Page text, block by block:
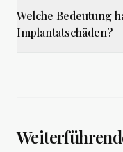
Welche Bedeutung
Implantatschäden?